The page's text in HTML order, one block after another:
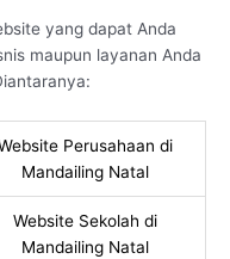
yang dapat Anda
maupun layanan Anda
Perusahaan di
Mandailing Natal
Website Sekolah di
Mandailing Natal